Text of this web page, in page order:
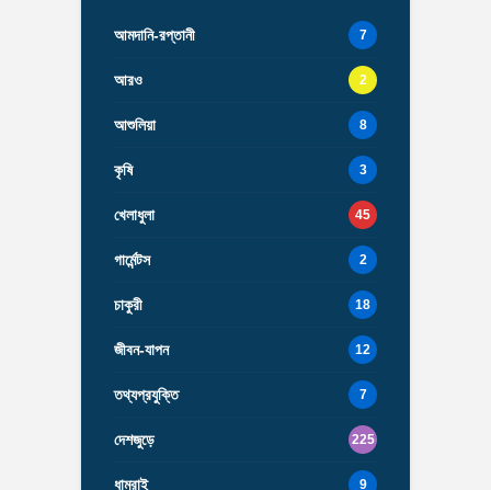
আমদানি-রপ্তানী 7
আরও 2
আশুলিয়া 8
কৃষি 3
খেলাধুলা 45
গার্মেন্টস 2
চাকুরী 18
জীবন-যাপন 12
তথ্যপ্রযুক্তি 7
দেশজুড়ে 225
ধামরাই 9